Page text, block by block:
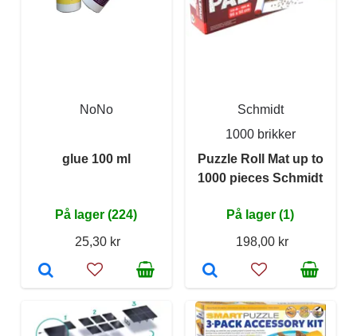
NoNo
glue 100 ml
På lager (224)
25,30 kr
Schmidt
1000 brikker
Puzzle Roll Mat up to
1000 pieces Schmidt
På lager (1)
198,00 kr